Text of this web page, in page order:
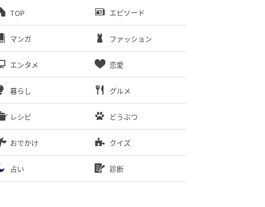
TOP エピソード
マンガ ファッション
エンタメ 恋愛
暮らし グルメ
レシピ どうぶつ
おでかけ クイズ
占い 診断